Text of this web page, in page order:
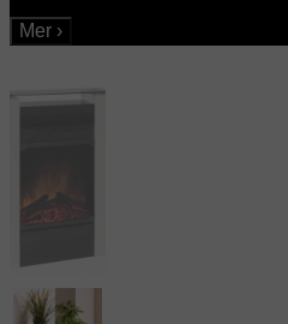
Mer ›